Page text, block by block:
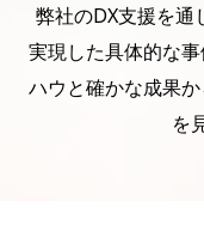
サービス紹介
事例紹介
弊社のDX支援を
実現した具体的な
ハウと確かな成果
を